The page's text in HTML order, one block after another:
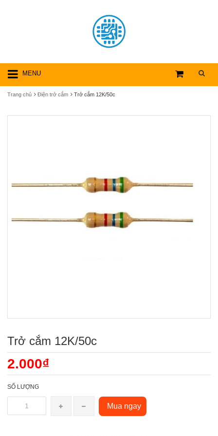
MENU
Trang chủ Điện trở cắm Trở cắm 12K/50c
Trở cắm 12K/50c
2.000₫
SỐ LƯỢNG
Mua ngay